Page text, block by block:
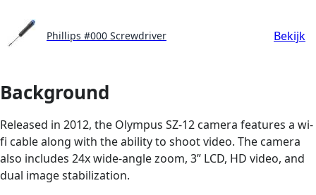
Phillips #000 Screwdriver Bekijk
Background
Released in 2012, the Olympus SZ-12 camera features a wi-
fi cable along with the ability to shoot video. The camera
also includes 24x wide-angle zoom, 3” LCD, HD video, and
dual image stabilization.